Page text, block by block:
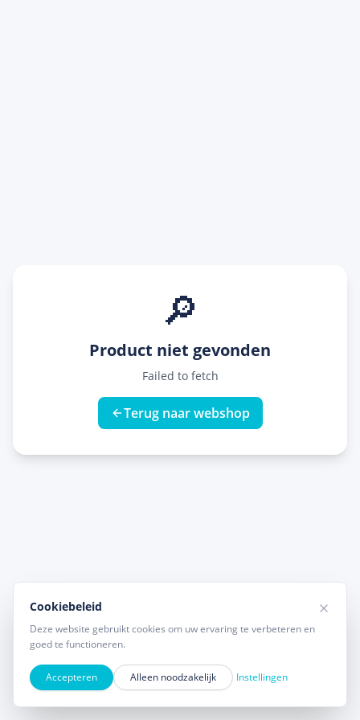
🔎
Product niet gevonden
Failed to fetch
Terug naar webshop
Cookiebeleid
Deze website gebruikt cookies om uw ervaring te verbeteren en
goed te functioneren.
Accepteren Alleen noodzakelijk Instellingen